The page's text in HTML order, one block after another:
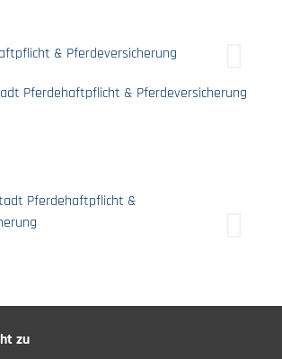
& Pferdeversicherung
Pferdehaftpflicht &
zu